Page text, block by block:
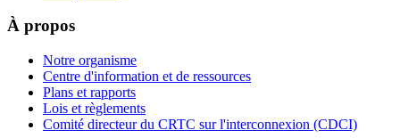
À propos
Notre organisme
Centre d'information et de ressources
Plans et rapports
Lois et règlements
Comité directeur du CRTC sur l'interconnexion (CDCI)